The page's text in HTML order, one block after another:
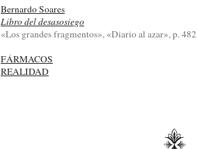
Bernardo Soares
Libro del desasosiego
«Los grandes fragmentos», «Diario al azar», p. 482
FÁRMACOS
REALIDAD